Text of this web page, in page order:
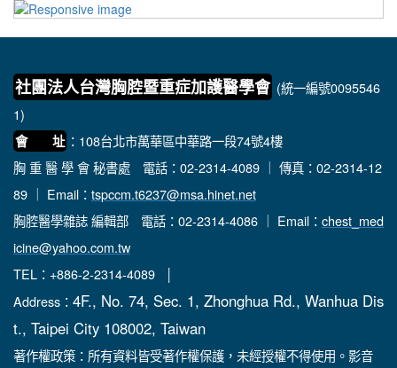
社團法人台灣胸腔暨重症加護醫學會 (統一編號0095546
1)
會 址 ：108台北市萬華區中華路一段74號4樓
胸 重 醫 學 會 秘書處 電話：02-2314-4089 ｜ 傳真：02-2314-12
89 ｜ Email： tspccm.t6237@msa.hinet.net
胸腔醫學雜誌 編輯部 電話：02-2314-4086 ｜ Email： chest_med
icine@yahoo.com.tw
TEL：+886-2-2314-4089 │
Address： 4F., No. 74, Sec. 1, Zhonghua Rd., Wanhua Dis
t., Taipei City 108002, Taiwan
著作權政策：所有資料皆受著作權保護，未經授權不得使用。影音